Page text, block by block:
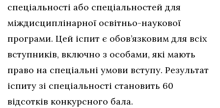
спеціальності або спеціальностей для
міждисциплінарної освітньо-наукової
програми. Цей іспит є обов’язковим для всіх
вступників, включно з особами, які мають
право на спеціальні умови вступу. Результат
іспиту зі спеціальності становить 60
відсотків конкурсного бала.